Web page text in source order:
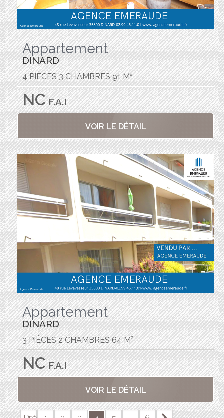
Appartement
DINARD
4 PIÈCES 3 CHAMBRES 91 M²
NCF.A.I
VOIR LE DÉTAIL
Appartement
DINARD
3 PIÈCES 2 CHAMBRES 64 M²
NCF.A.I
VOIR LE DÉTAIL